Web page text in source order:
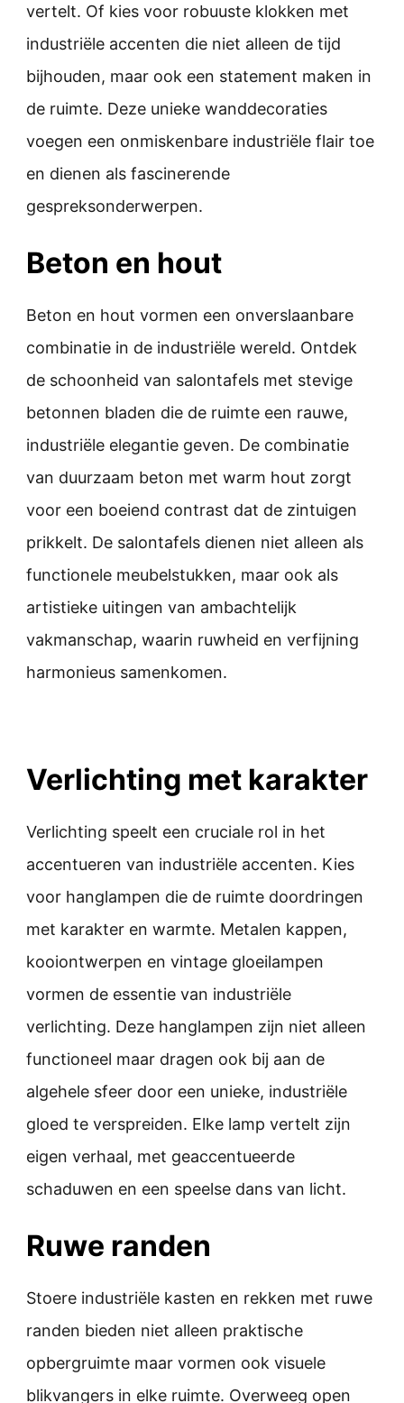
vertelt. Of kies voor robuuste klokken met
industriële accenten die niet alleen de tijd
bijhouden, maar ook een statement maken in
de ruimte. Deze unieke wanddecoraties
voegen een onmiskenbare industriële flair toe
en dienen als fascinerende
gespreksonderwerpen.
Beton en hout
Beton en hout vormen een onverslaanbare
combinatie in de industriële wereld. Ontdek
de schoonheid van salontafels met stevige
betonnen bladen die de ruimte een rauwe,
industriële elegantie geven. De combinatie
van duurzaam beton met warm hout zorgt
voor een boeiend contrast dat de zintuigen
prikkelt. De salontafels dienen niet alleen als
functionele meubelstukken, maar ook als
artistieke uitingen van ambachtelijk
vakmanschap, waarin ruwheid en verfijning
harmonieus samenkomen.
Verlichting met karakter
Verlichting speelt een cruciale rol in het
accentueren van industriële accenten. Kies
voor hanglampen die de ruimte doordringen
met karakter en warmte. Metalen kappen,
kooiontwerpen en vintage gloeilampen
vormen de essentie van industriële
verlichting. Deze hanglampen zijn niet alleen
functioneel maar dragen ook bij aan de
algehele sfeer door een unieke, industriële
gloed te verspreiden. Elke lamp vertelt zijn
eigen verhaal, met geaccentueerde
schaduwen en een speelse dans van licht.
Ruwe randen
Stoere industriële kasten en rekken met ruwe
randen bieden niet alleen praktische
opbergruimte maar vormen ook visuele
blikvangers in elke ruimte. Overweeg open